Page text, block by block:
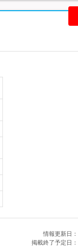
情報更新日：
掲載終了予定日：